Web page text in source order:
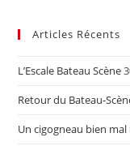
Articles Récents
L’Escale Bateau Scène
Retour du Bateau-
Un cigogneau bien